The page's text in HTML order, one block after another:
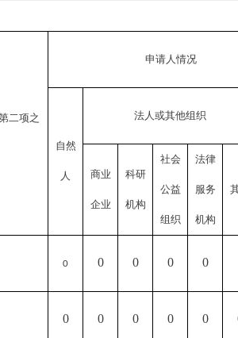
二项之
申请人情况
自然
人
法人或其他组织
商业
企业
科研
机构
社会
公益
组织
法律
服务
机构
0 0 0 0 0
0 0 0 0 0